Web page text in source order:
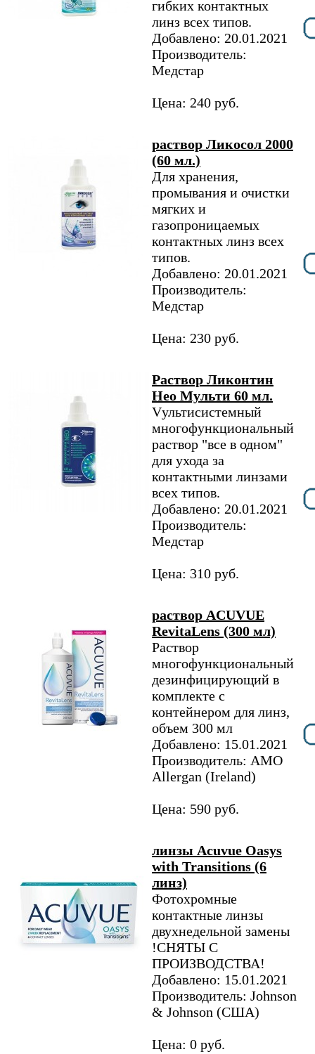
гибких контактных
линз всех типов.
Добавлено: 20.01.2021
Производитель:
Медстар
Цена: 240 руб.
раствор Ликосол 2000
(60 мл.)
Для хранения,
промывания и очистки
мягких и
газопроницаемых
контактных линз всех
типов.
Добавлено: 20.01.2021
Производитель:
Медстар
Цена: 230 руб.
Раствор Ликонтин
Нео Мульти 60 мл.
Vультисистемный
многофункциональный
раствор "все в одном"
для ухода за
контактными линзами
всех типов.
Добавлено: 20.01.2021
Производитель:
Медстар
Цена: 310 руб.
раствор ACUVUE
RevitaLens (300 мл)
Раствор
многофункциональный
дезинфицирующий в
комплекте с
контейнером для линз,
объем 300 мл
Добавлено: 15.01.2021
Производитель: AMO
Allergan (Ireland)
Цена: 590 руб.
линзы Acuvue Oasys
with Transitions (6
линз)
Фотохромные
контактные линзы
двухнедельной замены
!СНЯТЫ С
ПРОИЗВОДСТВА!
Добавлено: 15.01.2021
Производитель: Johnson
& Johnson (США)
Цена: 0 руб.